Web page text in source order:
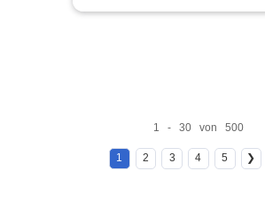
1 - 30 von 500
1 2 3 4 5 ❯